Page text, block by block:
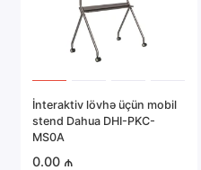
İnteraktiv lövhə üçün mobil
stend Dahua DHI-PKC-
MS0A
0.00 ₼